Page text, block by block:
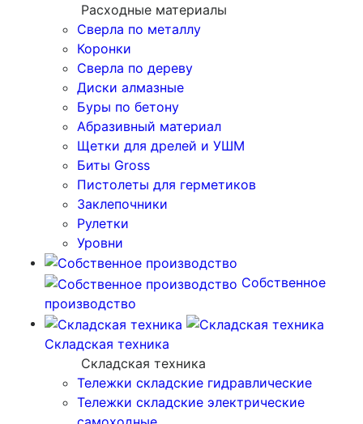
Расходные материалы
Сверла по металлу
Коронки
Сверла по дереву
Диски алмазные
Буры по бетону
Абразивный материал
Щетки для дрелей и УШМ
Биты Gross
Пистолеты для герметиков
Заклепочники
Рулетки
Уровни
Собственное
производство
Складская техника
Складская техника
Тележки складские гидравлические
Тележки складские электрические